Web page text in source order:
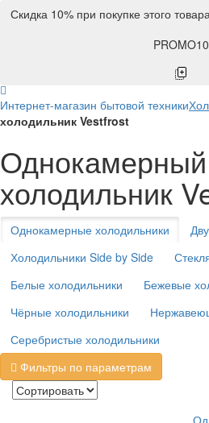
Скидка 10% при покупке этого
PROMO10
Интернет-магазин бытовой техники
холодильник Vestfrost
Однокамерный
холодильник
Однокамерные холодильники
Холодильники Side by Side
Белые холодильники
Бежевые
Чёрные холодильники
Серебристые холодильники
Фильтры по параметрам